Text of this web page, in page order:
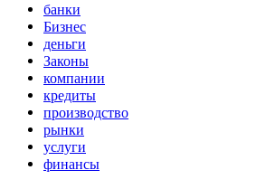
банки
Бизнес
деньги
Законы
компании
кредиты
производство
рынки
услуги
финансы